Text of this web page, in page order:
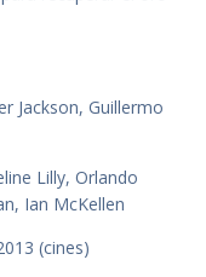
Jackson, Guillermo
Lilly, Orlando
Ian McKellen
(cines)